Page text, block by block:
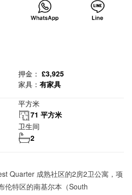
押金： £3,925
家具： 有家具
平方米
71 平方米
卫生间
2
Quarter 成熟社区的2房2卫公寓，项
伦特区的南基尔本（South